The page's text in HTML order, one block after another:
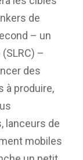
de
– un
–
des
à produire,
lanceurs de
mobiles